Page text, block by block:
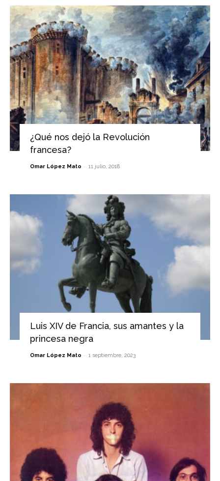
¿Qué nos dejó la Revolución
francesa?
Omar López Mato - 11 julio, 2018
Luis XIV de Francia, sus amantes y la
princesa negra
Omar López Mato - 1 septiembre, 2023